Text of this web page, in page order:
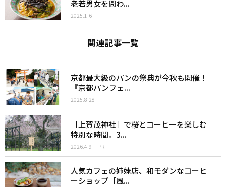
老若男女を問わ...
2025.1.6
関連記事一覧
京都最大級のパンの祭典が今秋も開催！
『京都パンフェ...
2025.8.28
［上賀茂神社］で桜とコーヒーを楽しむ
特別な時間。3...
2026.4.9 PR
人気カフェの姉妹店、和モダンなコーヒ
ーショップ［風...